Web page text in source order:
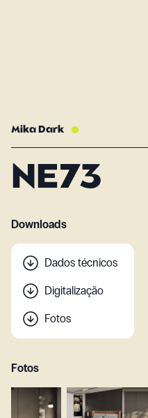
Mika Dark
NE73
Downloads
Dados técnicos
Digitalização
Fotos
Fotos